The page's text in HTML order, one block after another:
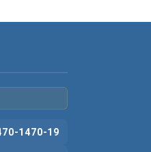
1470-19